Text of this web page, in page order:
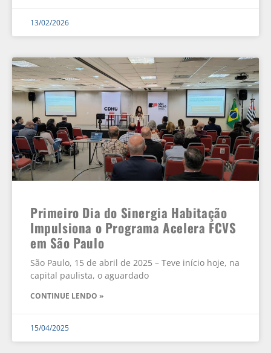
13/02/2026
Primeiro Dia do Sinergia Habitação
Impulsiona o Programa Acelera FCVS
em São Paulo
São Paulo, 15 de abril de 2025 – Teve início hoje, na
capital paulista, o aguardado
CONTINUE LENDO »
15/04/2025